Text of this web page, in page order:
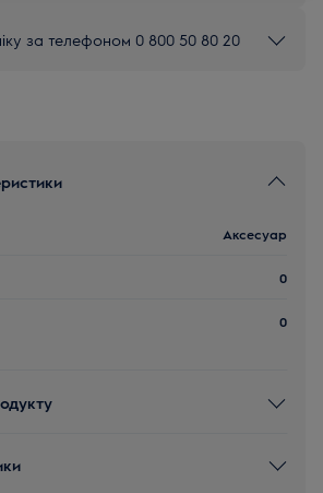
за телефоном 0 800 50 80 20
Аксесуар
0
0